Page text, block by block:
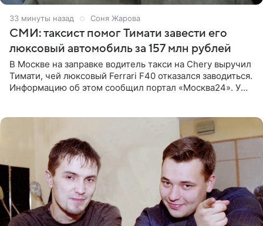
33 минуты назад Соня Жарова
СМИ: таксист помог Тимати завести его
люксовый автомобиль за 157 млн рублей
В Москве на заправке водитель такси на Chery выручил
Тимати, чей люксовый Ferrari F40 отказался заводиться.
Информацию об этом сообщил портал «Москва24». У